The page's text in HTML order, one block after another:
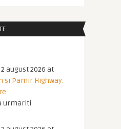
august 2026 at
si Pamir Highway.
urmariti